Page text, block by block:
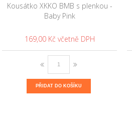
Kousátko XKKO BMB s plenkou -
Baby Pink
169,00 Kč
PŘIDAT DO KOŠÍKU